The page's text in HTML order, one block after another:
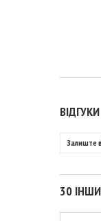
ВІДГУКИ
Залиште
30